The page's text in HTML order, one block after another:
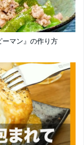
ーマン』の作り方